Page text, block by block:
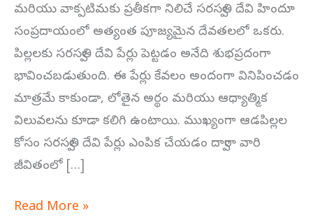
మరియు వాక్పటిమకు ప్రతీకగా నిలిచే సరస్వతి దేవి హిందూ
సంప్రదాయంలో అత్యంత పూజ్యమైన దేవతలలో ఒకరు.
పిల్లలకు సరస్వతి దేవి పేర్లు పెట్టడం అనేది శుభప్రదంగా
భావించబడుతుంది. ఈ పేర్లు కేవలం అందంగా వినిపించడం
మాత్రమే కాకుండా, లోతైన అర్థం మరియు ఆధ్యాత్మిక
విలువలను కూడా కలిగి ఉంటాయి. ముఖ్యంగా ఆడపిల్లల
కోసం సరస్వతి దేవి పేర్లు ఎంపిక చేయడం ద్వారా వారి
జీవితంలో […]
Read More »